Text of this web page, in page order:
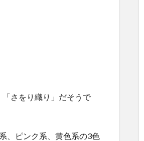
さをり織り」だそうで
、ピンク系、黄色系の3色